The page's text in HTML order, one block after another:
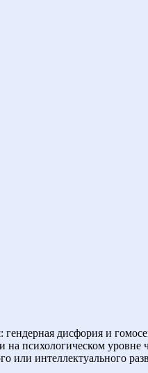
дисфория и
психологическом уровне
или интеллектуального